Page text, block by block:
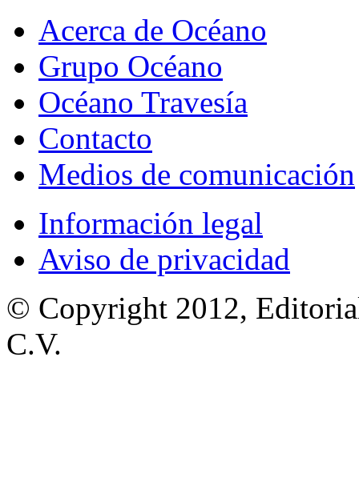
Acerca de Océano
Grupo Océano
Océano Travesía
Contacto
Medios de comunicación
Información legal
Aviso de privacidad
© Copyright 2012,
C.V.